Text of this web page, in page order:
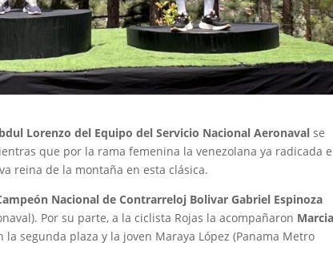
Lorenzo del Equipo del Servicio Nacional Aeronaval se
que por la rama femenina la venezolana ya radicada
reina de la montaña en esta clásica.
Nacional de Contrarreloj Bolivar Gabriel Espinoza
Por su parte, a la ciclista Rojas la acompañaron
la segunda plaza y la joven Maraya López (Panama Metro